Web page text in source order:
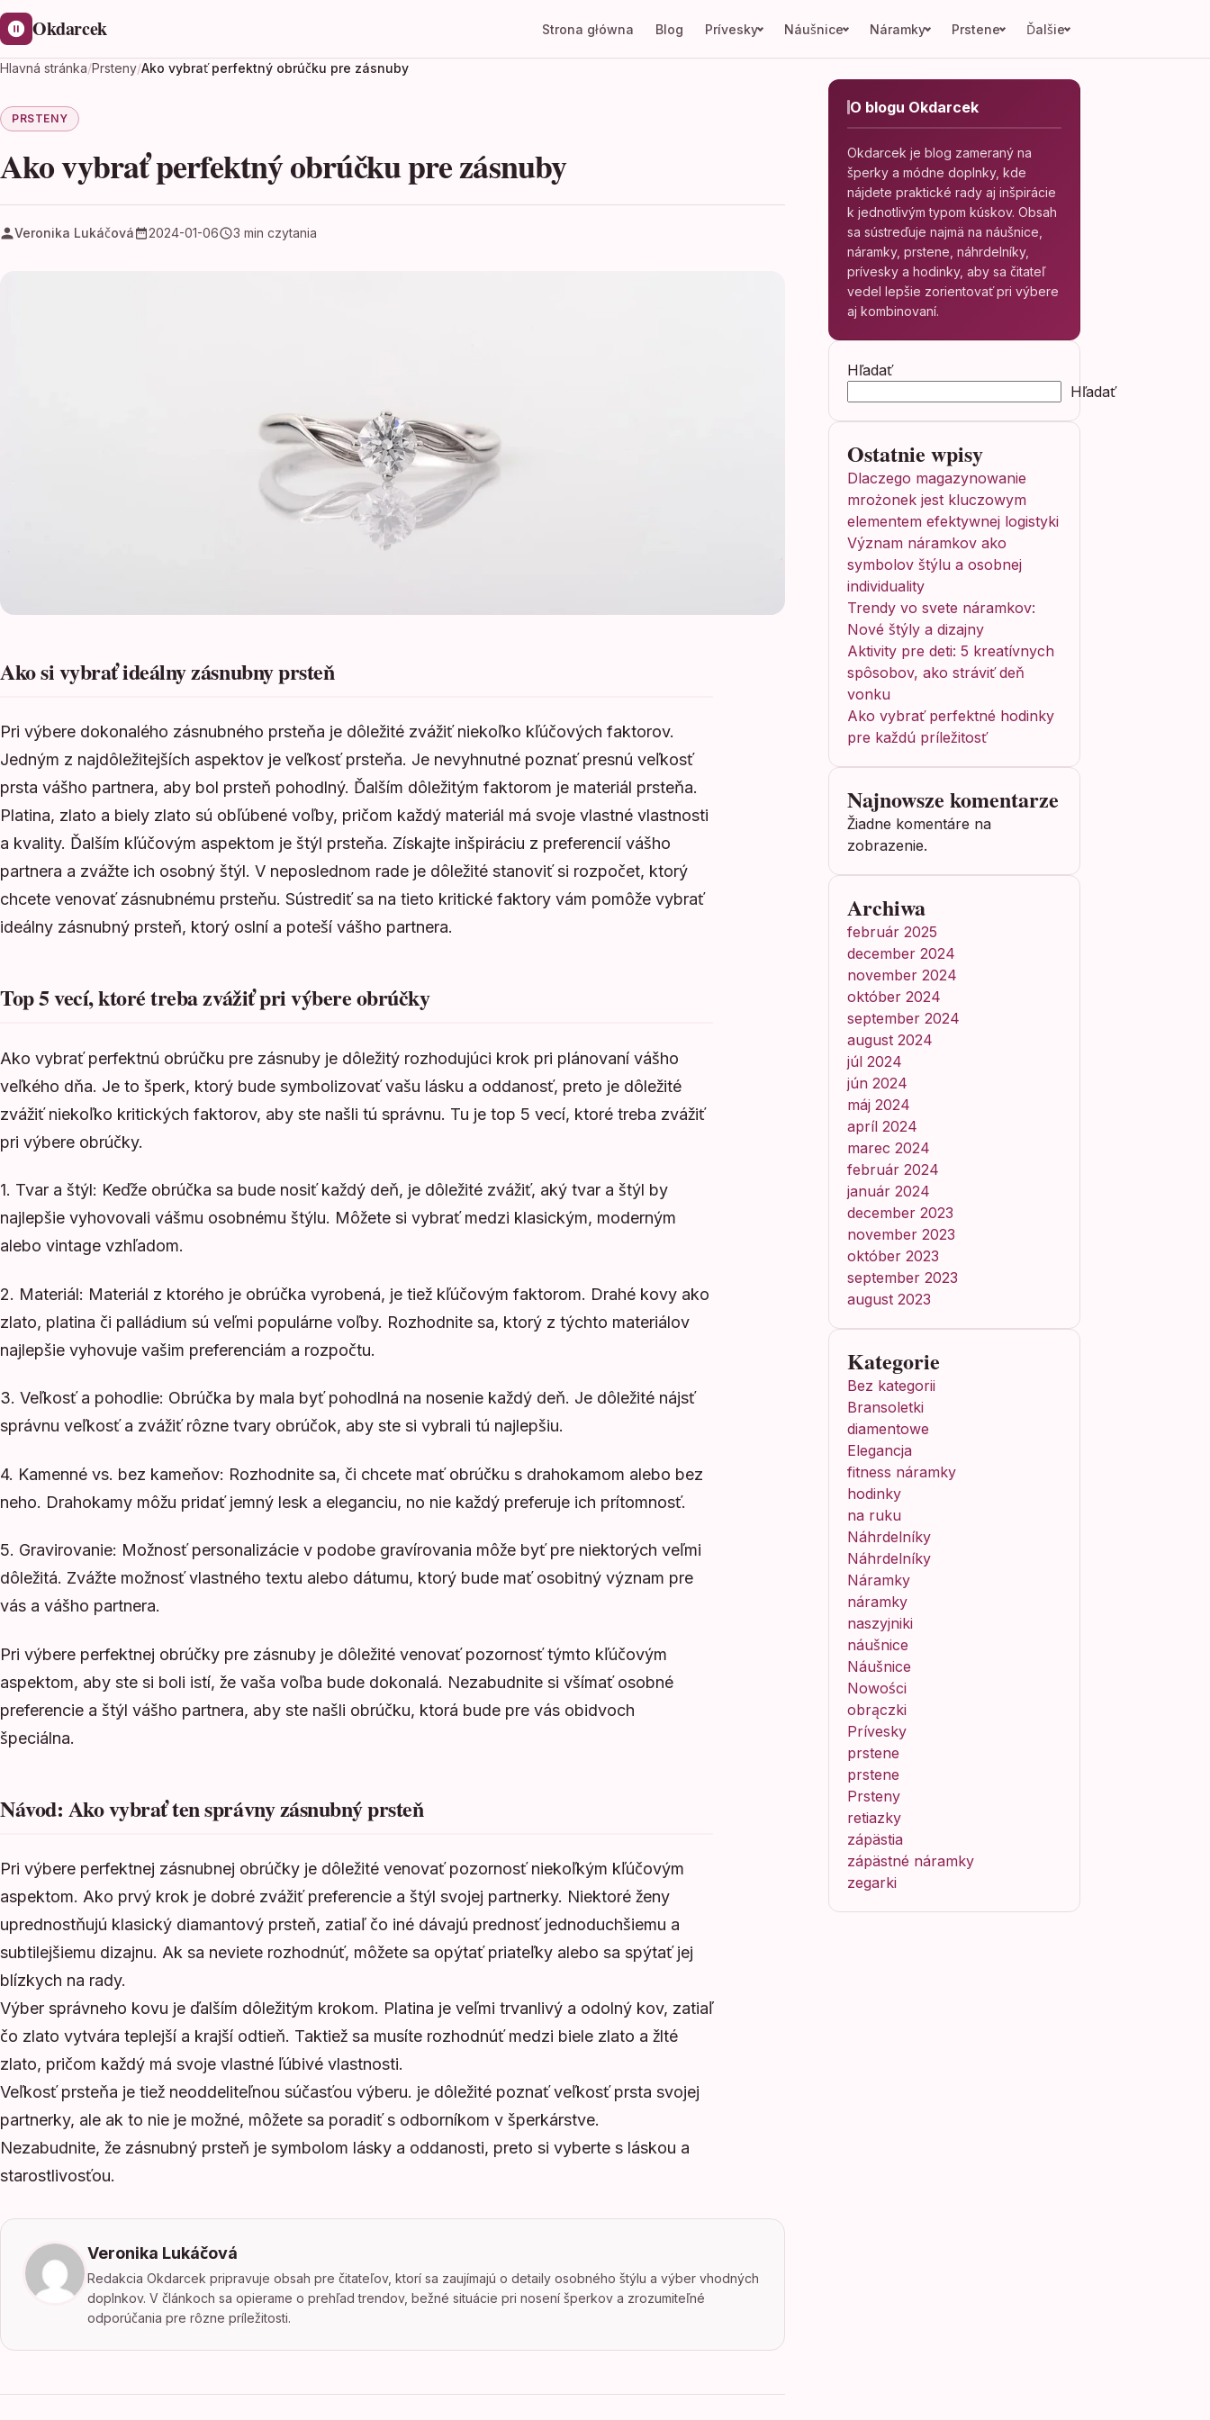
Okdarcek Strona główna Blog Prívesky Náušnice Náramky Prstene Ďalšie
Hlavná stránka/Prsteny/Ako vybrať perfektný obrúčku pre zásnuby
PRSTENY
Ako vybrať perfektný obrúčku pre zásnuby
Veronika Lukáčová 2024-01-06 3 min czytania
Ako si vybrať ideálny zásnubny prsteň
Pri výbere dokonalého zásnubného prsteňa je dôležité zvážiť niekoľko kľúčových faktorov.
Jedným z najdôležitejších aspektov je veľkosť prsteňa. Je nevyhnutné poznať presnú veľkosť
prsta vášho partnera, aby bol prsteň pohodlný. Ďalším dôležitým faktorom je materiál prsteňa.
Platina, zlato a biely zlato sú obľúbené voľby, pričom každý materiál má svoje vlastné vlastnosti
a kvality. Ďalším kľúčovým aspektom je štýl prsteňa. Získajte inšpiráciu z preferencií vášho
partnera a zvážte ich osobný štýl. V neposlednom rade je dôležité stanoviť si rozpočet, ktorý
chcete venovať zásnubnému prsteňu. Sústrediť sa na tieto kritické faktory vám pomôže vybrať
ideálny zásnubný prsteň, ktorý oslní a poteší vášho partnera.
Top 5 vecí, ktoré treba zvážiť pri výbere obrúčky
Ako vybrať perfektnú obrúčku pre zásnuby je dôležitý rozhodujúci krok pri plánovaní vášho
veľkého dňa. Je to šperk, ktorý bude symbolizovať vašu lásku a oddanosť, preto je dôležité
zvážiť niekoľko kritických faktorov, aby ste našli tú správnu. Tu je top 5 vecí, ktoré treba zvážiť
pri výbere obrúčky.
1. Tvar a štýl: Keďže obrúčka sa bude nosiť každý deň, je dôležité zvážiť, aký tvar a štýl by
najlepšie vyhovovali vášmu osobnému štýlu. Môžete si vybrať medzi klasickým, moderným
alebo vintage vzhľadom.
2. Materiál: Materiál z ktorého je obrúčka vyrobená, je tiež kľúčovým faktorom. Drahé kovy ako
zlato, platina či palládium sú veľmi populárne voľby. Rozhodnite sa, ktorý z týchto materiálov
najlepšie vyhovuje vašim preferenciám a rozpočtu.
3. Veľkosť a pohodlie: Obrúčka by mala byť pohodlná na nosenie každý deň. Je dôležité nájsť
správnu veľkosť a zvážiť rôzne tvary obrúčok, aby ste si vybrali tú najlepšiu.
4. Kamenné vs. bez kameňov: Rozhodnite sa, či chcete mať obrúčku s drahokamom alebo bez
neho. Drahokamy môžu pridať jemný lesk a eleganciu, no nie každý preferuje ich prítomnosť.
5. Gravirovanie: Možnosť personalizácie v podobe gravírovania môže byť pre niektorých veľmi
dôležitá. Zvážte možnosť vlastného textu alebo dátumu, ktorý bude mať osobitný význam pre
vás a vášho partnera.
Pri výbere perfektnej obrúčky pre zásnuby je dôležité venovať pozornosť týmto kľúčovým
aspektom, aby ste si boli istí, že vaša voľba bude dokonalá. Nezabudnite si všímať osobné
preferencie a štýl vášho partnera, aby ste našli obrúčku, ktorá bude pre vás obidvoch
špeciálna.
Návod: Ako vybrať ten správny zásnubný prsteň
Pri výbere perfektnej zásnubnej obrúčky je dôležité venovať pozornosť niekoľkým kľúčovým
aspektom. Ako prvý krok je dobré zvážiť preferencie a štýl svojej partnerky. Niektoré ženy
uprednostňujú klasický diamantový prsteň, zatiaľ čo iné dávajú prednosť jednoduchšiemu a
subtilejšiemu dizajnu. Ak sa neviete rozhodnúť, môžete sa opýtať priateľky alebo sa spýtať jej
blízkych na rady.
Výber správneho kovu je ďalším dôležitým krokom. Platina je veľmi trvanlivý a odolný kov, zatiaľ
čo zlato vytvára teplejší a krajší odtieň. Taktiež sa musíte rozhodnúť medzi biele zlato a žlté
zlato, pričom každý má svoje vlastné ľúbivé vlastnosti.
Veľkosť prsteňa je tiež neoddeliteľnou súčasťou výberu. je dôležité poznať veľkosť prsta svojej
partnerky, ale ak to nie je možné, môžete sa poradiť s odborníkom v šperkárstve.
Nezabudnite, že zásnubný prsteň je symbolom lásky a oddanosti, preto si vyberte s láskou a
starostlivosťou.
Veronika Lukáčová
Redakcia Okdarcek pripravuje obsah pre čitateľov, ktorí sa zaujímajú o detaily osobného štýlu a výber vhodných
doplnkov. V článkoch sa opierame o prehľad trendov, bežné situácie pri nosení šperkov a zrozumiteľné
odporúčania pre rôzne príležitosti.
O blogu Okdarcek
Okdarcek je blog zameraný na
šperky a módne doplnky, kde
nájdete praktické rady aj inšpirácie
k jednotlivým typom kúskov. Obsah
sa sústreďuje najmä na náušnice,
náramky, prstene, náhrdelníky,
prívesky a hodinky, aby sa čitateľ
vedel lepšie zorientovať pri výbere
aj kombinovaní.
Hľadať
Hľadať
Ostatnie wpisy
Dlaczego magazynowanie
mrożonek jest kluczowym
elementem efektywnej logistyki
Význam náramkov ako
symbolov štýlu a osobnej
individuality
Trendy vo svete náramkov:
Nové štýly a dizajny
Aktivity pre deti: 5 kreatívnych
spôsobov, ako stráviť deň
vonku
Ako vybrať perfektné hodinky
pre každú príležitosť
Najnowsze komentarze
Žiadne komentáre na
zobrazenie.
Archiwa
február 2025
december 2024
november 2024
október 2024
september 2024
august 2024
júl 2024
jún 2024
máj 2024
apríl 2024
marec 2024
február 2024
január 2024
december 2023
november 2023
október 2023
september 2023
august 2023
Kategorie
Bez kategorii
Bransoletki
diamentowe
Elegancja
fitness náramky
hodinky
na ruku
Náhrdelníky
Náhrdelníky
Náramky
náramky
naszyjniki
náušnice
Náušnice
Nowości
obrączki
Prívesky
prstene
prstene
Prsteny
retiazky
zápästia
zápästné náramky
zegarki